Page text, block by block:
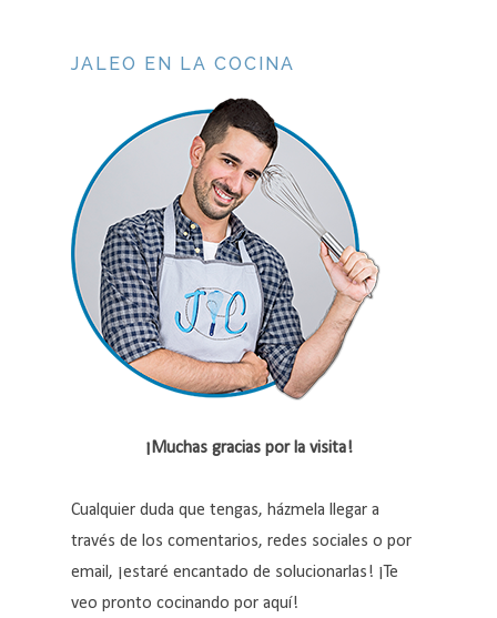
JALEO EN LA COCINA
¡Muchas gracias por la visita!
Cualquier duda que tengas, házmela llegar a
través de los comentarios, redes sociales o por
email, ¡estaré encantado de solucionarlas! ¡Te
veo pronto cocinando por aquí!